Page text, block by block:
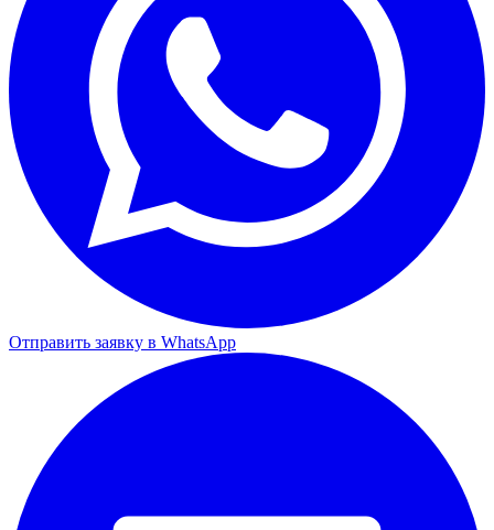
Отправить заявку в WhatsApp